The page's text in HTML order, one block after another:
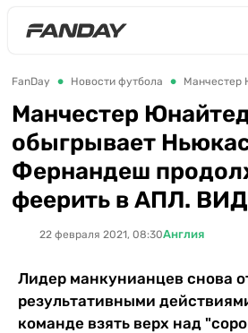
Англия
Испания
Германия
Италия
Франция
Украина
ЛЧ
ЛЕ
FanDay Новости футбола Манчестер
Манчестер
обыгрывает
Фернандеш
феерить в АПЛ.
Англия
22 февраля 2021, 08:30
Лидер манкунианцев снова
результативными
команде взять верх над